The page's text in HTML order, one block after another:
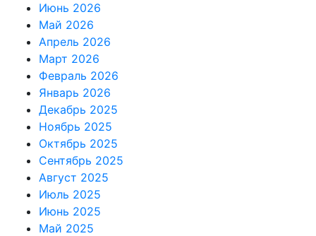
Июнь 2026
Май 2026
Апрель 2026
Март 2026
Февраль 2026
Январь 2026
Декабрь 2025
Ноябрь 2025
Октябрь 2025
Сентябрь 2025
Август 2025
Июль 2025
Июнь 2025
Май 2025